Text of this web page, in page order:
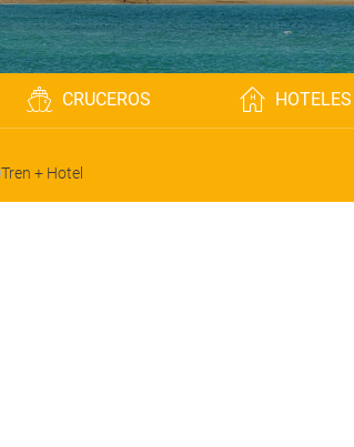
CRUCEROS HOTELES
Tren + Hotel